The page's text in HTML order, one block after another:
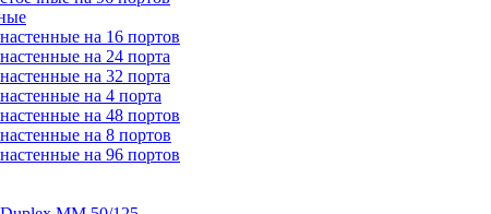
на 16 портов
на 24 порта
на 32 порта
на 4 порта
на 48 портов
на 8 портов
на 96 портов